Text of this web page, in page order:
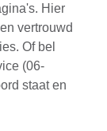
Hier
vertrouwd
Of bel
(06-
staat en